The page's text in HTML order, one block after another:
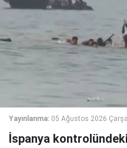
Yayınlanma: 05 Ağustos 2026
İspanya